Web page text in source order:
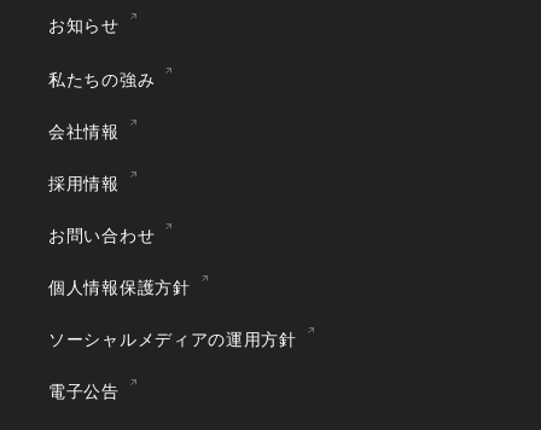
お知らせ
私たちの強み
会社情報
採用情報
お問い合わせ
個人情報保護方針
ソーシャルメディアの運用方針
電子公告